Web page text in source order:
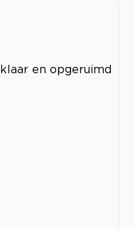
en opgeruimd